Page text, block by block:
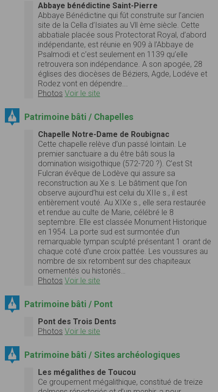
Abbaye bénédictine Saint-Pierre
Abbaye Bénédictine qui fût construite sur l’ancien
site de la Cella d’Isiates au Vll ème siècle. Cette
abbatiale placée sous Protectorat Royal, d’abord
indépendante, est réunie en 909 à l’Abbaye de
Psalmodi et c’est seulement en 1139 qu’elle
retrouvera son indépendance. A son apogée, 28
églises des diocèses de Béziers, Agde, Lodéve et
Rodez vont en dépendre...
Photos Voir le site
Patrimoine bâti / Chapelles
Chapelle Notre-Dame de Roubignac
Cette chapelle relève d’un passé lointain. Le
premier sanctuaire a du être bâti sous la
domination wisigothique (572-720 ?). C’est St
Fulcran évêque de Lodève qui assure sa
reconstruction au Xe s. Le bâtiment que l’on
observe aujourd’hui est celui du XIIe s., il est
entièrement vouté. Au XIXe s., elle sera restaurée
et rendue au culte de Marie, célébré le 8
septembre. Elle est classée Monument Historique
en 1954. La porte sud est surmontée d’un
remarquable tympan sculpté présentant 1 orant de
chaque coté d’une croix pattée. Les voussures au
nombre de six retombent sur des chapiteaux
ornementés ou historiés…
Photos Voir le site
Patrimoine bâti / Pont
Pont des Trois Dents
Photos Voir le site
Patrimoine bâti / Sites archéologiques
Les mégalithes de Toucou
Ce groupement mégalithique, constitué de treize